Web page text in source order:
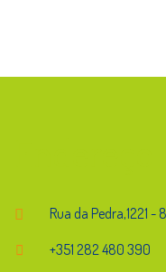
Rua da Pedra,1221
+351 282 480 390